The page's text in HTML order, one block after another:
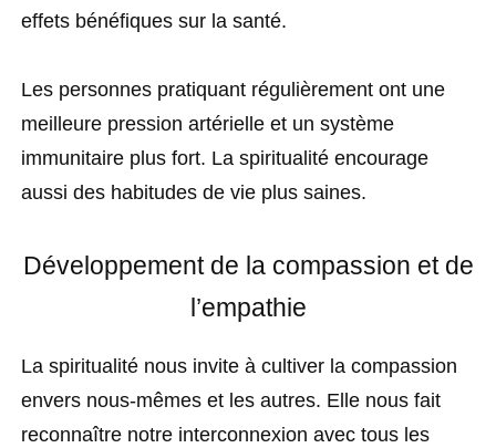
effets bénéfiques sur la santé.
Les personnes pratiquant régulièrement ont une
meilleure pression artérielle et un système
immunitaire plus fort. La spiritualité encourage
aussi des habitudes de vie plus saines.
Développement de la compassion et de
l’empathie
La spiritualité nous invite à cultiver la compassion
envers nous-mêmes et les autres. Elle nous fait
reconnaître notre interconnexion avec tous les